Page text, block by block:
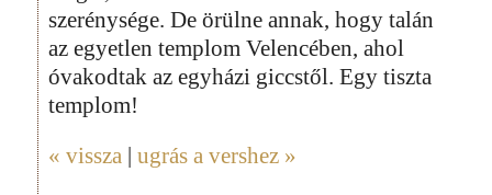
szerénysége. De örülne annak, hogy talán
az egyetlen templom Velencében, ahol
óvakodtak az egyházi giccstől. Egy tiszta
templom!
« vissza | ugrás a vershez »